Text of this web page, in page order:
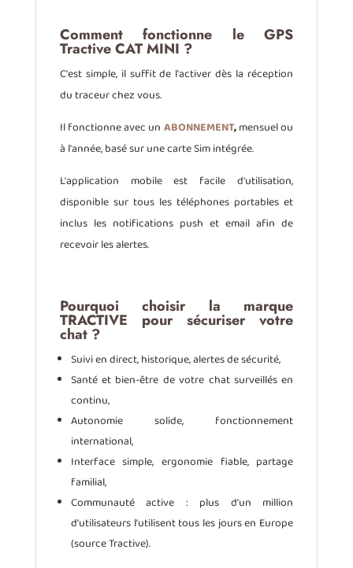
Comment fonctionne le GPS
Tractive CAT MINI ?
C'est simple, il suffit de l'activer dès la réception
du traceur chez vous.
Il fonctionne avec un ABONNEMENT,mensuel ou
à l'année, basé sur une carte Sim intégrée.
L'application mobile est facile d'utilisation,
disponible sur tous les téléphones portables et
inclus les notifications push et email afin de
recevoir les alertes.
Pourquoi choisir la marque
TRACTIVE pour sécuriser votre
chat ?
Suivi en direct, historique, alertes de sécurité,
Santé et bien-être de votre chat surveillés en
continu,
Autonomie solide, fonctionnement
international,
Interface simple, ergonomie fiable, partage
familial,
Communauté active : plus d’un million
d’utilisateurs l’utilisent tous les jours en Europe
(source Tractive).